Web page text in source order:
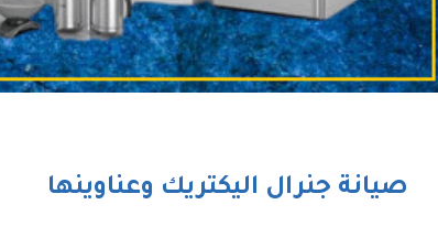
صيانة جنرال اليكتريك وعناوينها